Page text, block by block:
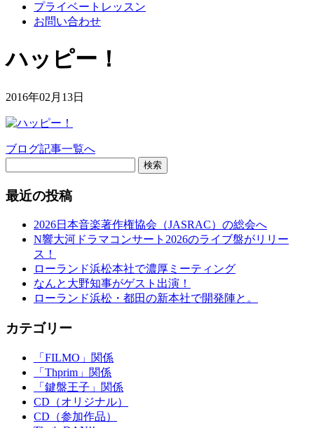
プライベートレッスン
お問い合わせ
ハッピー！
2016年02月13日
ブログ記事一覧へ
検索
最近の投稿
2026日本音楽著作権協会（JASRAC）の総会へ
N響大河ドラマコンサート2026のライブ盤がリリー
ス！
ローランド浜松本社で濃厚ミーティング
なんと大野知事がゲスト出演！
ローランド浜松・都田の新本社で開発陣と。
カテゴリー
「FILMO」関係
「Thprim」関係
「鍵盤王子」関係
CD（オリジナル）
CD（参加作品）